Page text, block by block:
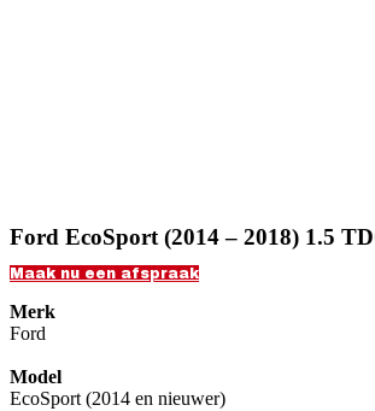
Ford EcoSport (2014 – 2018) 1.5
Maak nu een afspraak
Merk
Ford
Model
EcoSport (2014 en nieuwer)